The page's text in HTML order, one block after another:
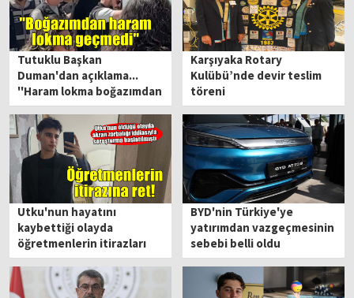
Tutuklu Başkan
Duman'dan açıklama...
''Haram lokma boğazımdan
geçmedi''
Karşıyaka Rotary
Kulübü’nde devir teslim
töreni
Utku'nun hayatını
kaybettiği olayda
öğretmenlerin itirazları
reddedildi
BYD'nin Türkiye'ye
yatırımdan vazgeçmesinin
sebebi belli oldu